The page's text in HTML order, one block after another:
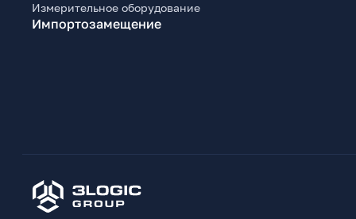
Измерительное оборудование
Импортозамещение